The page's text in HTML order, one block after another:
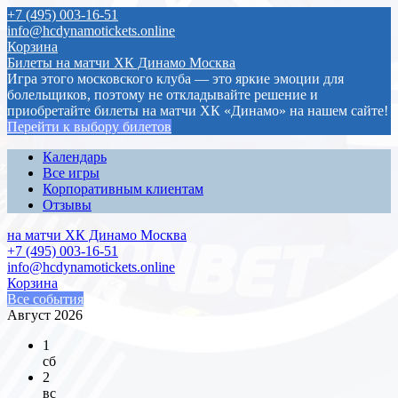
+7 (495) 003-16-51
info@hcdynamotickets.online
Корзина
Билеты на матчи ХК Динамо Москва
Игра этого московского клуба — это яркие эмоции для
болельщиков, поэтому не откладывайте решение и
приобретайте билеты на матчи ХК «Динамо» на нашем сайте!
Перейти к выбору билетов
Календарь
Все игры
Корпоративным клиентам
Отзывы
на матчи ХК Динамо Москва
+7 (495) 003-16-51
info@hcdynamotickets.online
Корзина
Все события
Август 2026
1
сб
2
вс